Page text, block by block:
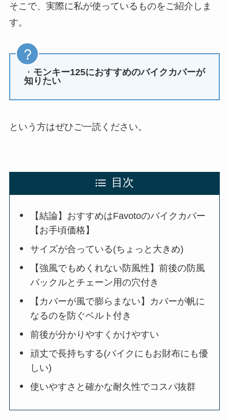
そこで、実際に私が使っているものをご紹介しま
す。
・ モンキー125におすすめのバイクカバーが
知りたい
という方はぜひご一読ください。
目次
【結論】おすすめはFavotoのバイクカバー
【お手頃価格】
サイズが合っている(ちょっと大きめ)
【強風でもめくれない防風性】前後の防風
バックルとチェーン用の穴付き
【カバーが風で膨らまない】カバーが帆に
なるのを防ぐベルト付き
前後が分かりやすくかけやすい
頑丈で長持ちする(バイクにもお財布にも優
しい)
使いやすさと確かな耐久性でコスパ抜群